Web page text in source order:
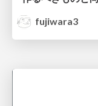
fujiwara3